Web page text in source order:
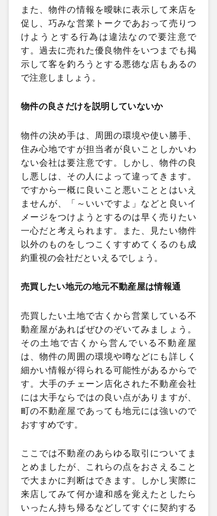
また、物件の情報を曖昧に表示して来店を
促し、巧みな営業トークであおって売りつ
けようとする行為は違法なので要注意で
す。過去に売れた優良物件をいつまでも掲
示して客を釣ろうとする悪徳な店もあるの
で注意しましょう。
物件の良さだけを説明していないか
物件の決め手は、周囲の環境や使い勝手、
住み心地ですが担当者が良いことしかいわ
ない会社は要注意です。しかし、物件の良
し悪しは、その人によって違ってきます。
ですから一概に良いこと悪いこととはいえ
ませんが、「～いいですよ」などと良いイ
メージをつけようとするのは早く売りたい
一心だと考えられます。また、見たい物件
以外のものをしつこくすすめてくるのも成
約重視の会社だといえるでしょう。
売買したい地元の地元不動産屋は情報通
売買したい土地で古くから営業している不
動産屋があればぜひのぞいてみましょう。
その土地で古くから営んでいる不動産屋
は、物件の周囲の環境や噂などにも詳しく
細かい情報が得られる可能性があるからで
す。大手のチェーン店化された不動産会社
には大手ならではの良い点がありますが、
町の不動産屋であっても地元には強いので
おすすめです。
ここでは不動産のあらゆる取引についてま
とめましたが、これらの点をおさえること
で大まかに判断はできます。しかし実際に
来店してみて何か違和感を覚えたとしたら
いったん持ち帰るなどしてすぐに契約する